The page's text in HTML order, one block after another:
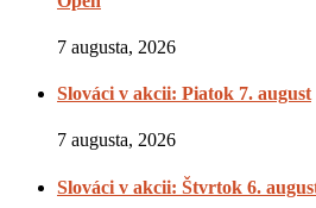
7 augusta, 2026
Slováci v akcii: Piatok 7. august
7 augusta, 2026
Slováci v akcii: Štvrtok 6.